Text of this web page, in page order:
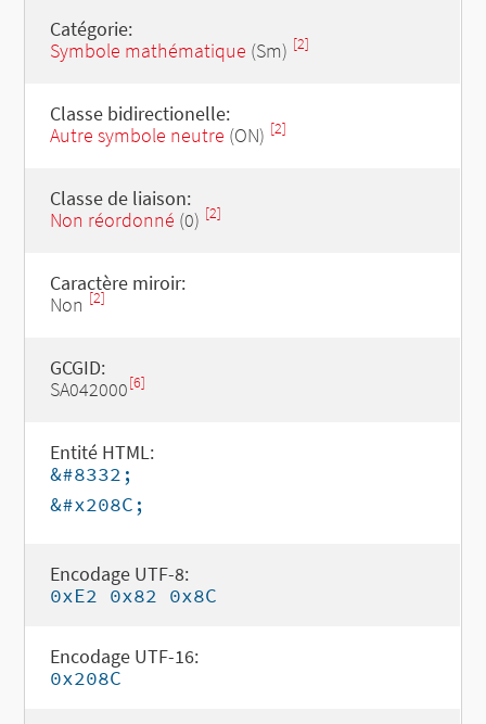
Catégorie:
Symbole mathématique (Sm) [2]
Classe bidirectionelle:
Autre symbole neutre (ON) [2]
Classe de liaison:
Non réordonné (0) [2]
Caractère miroir:
Non [2]
GCGID:
SA042000[6]
Entité HTML:
&#8332;
&#x208C;
Encodage UTF-8:
0xE2 0x82 0x8C
Encodage UTF-16:
0x208C